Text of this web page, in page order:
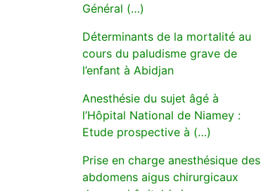
Général (…)
Déterminants de la mortalité au
cours du paludisme grave de
l’enfant à Abidjan
Anesthésie du sujet âgé à
l’Hôpital National de Niamey :
Etude prospective à (…)
Prise en charge anesthésique des
abdomens aigus chirurgicaux